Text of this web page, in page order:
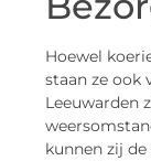
Hoewel
staan ze ook
Leeuwarden
kunnen zij